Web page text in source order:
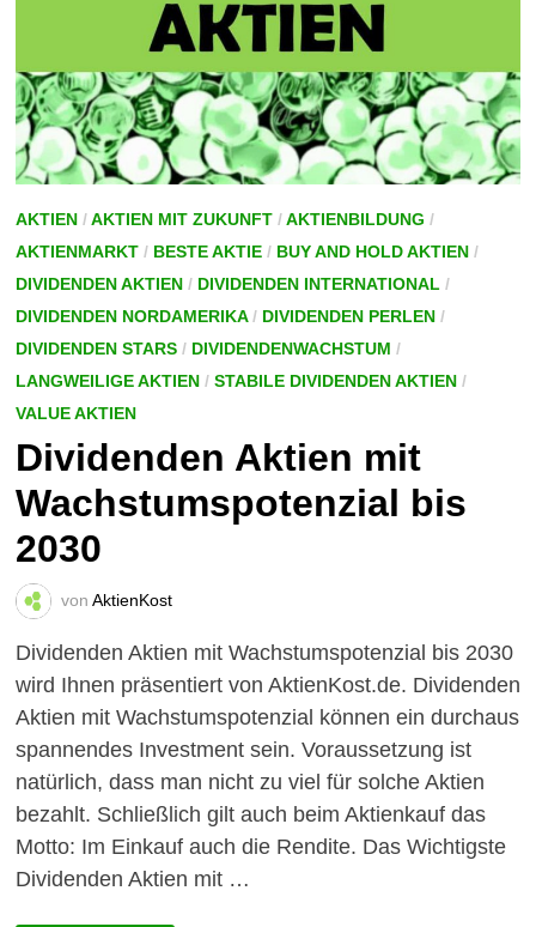
AKTIEN/AKTIEN MIT ZUKUNFT/AKTIENBILDUNG /
AKTIENMARKT/ BESTE AKTIE/ BUY AND HOLD AKTIEN/
DIVIDENDEN AKTIEN/ DIVIDENDEN INTERNATIONAL /
DIVIDENDEN NORDAMERIKA/ DIVIDENDEN PERLEN/
DIVIDENDEN STARS/ DIVIDENDENWACHSTUM /
LANGWEILIGE AKTIEN/ STABILE DIVIDENDEN AKTIEN/
VALUE AKTIEN
Dividenden Aktien mit
Wachstumspotenzial bis
2030
von AktienKost
Dividenden Aktien mit Wachstumspotenzial bis 2030
wird Ihnen präsentiert von AktienKost.de. Dividenden
Aktien mit Wachstumspotenzial können ein durchaus
spannendes Investment sein. Voraussetzung ist
natürlich, dass man nicht zu viel für solche Aktien
bezahlt. Schließlich gilt auch beim Aktienkauf das
Motto: Im Einkauf auch die Rendite. Das Wichtigste
Dividenden Aktien mit …